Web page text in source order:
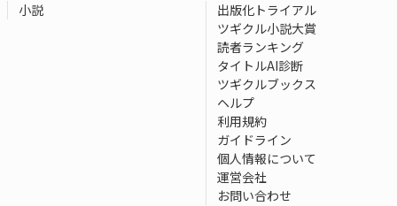
小説
出版化トライアル
ツギクル小説大賞
読者ランキング
タイトルAI診断
ツギクルブックス
ヘルプ
利用規約
ガイドライン
個人情報について
運営会社
お問い合わせ